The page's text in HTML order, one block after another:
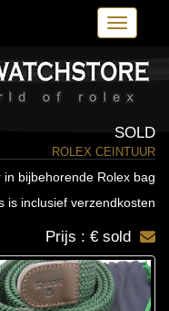
Toggle
SOLD
ROLEX CEINTUUR
bijbehorende Rolex bag
is inclusief verzendkosten
Prijs : € sold